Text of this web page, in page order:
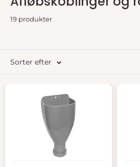
19 produkter
Sorter efter